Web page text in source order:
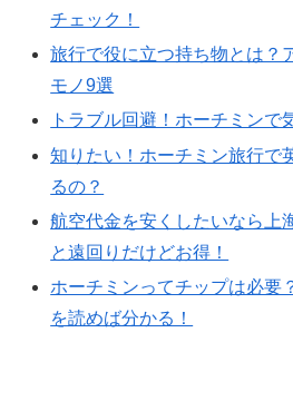
チェック！
旅行で役に立つ持ち物とは？
モノ9選
トラブル回避！ホーチミンで
知りたい！ホーチミン旅行で
るの？
航空代金を安くしたいなら上
と遠回りだけどお得！
ホーチミンってチップは必要
を読めば分かる！